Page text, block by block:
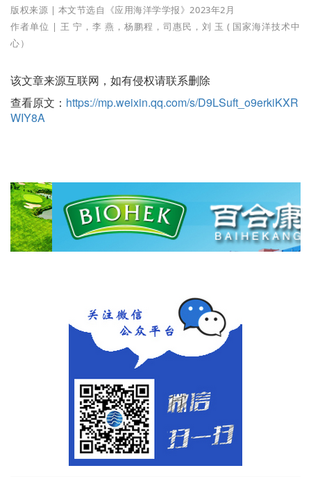
版权来源 | 本文节选自《应用海洋学学报》2023年2月
作者单位 | 王 宁，李 燕，杨鹏程，司惠民，刘 玉 ( 国家海洋技术中
心）
该文章来源互联网，如有侵权请联系删除
查看原文： https://mp.weixin.qq.com/s/D9LSuft_o9erkiKXR
WIY8A